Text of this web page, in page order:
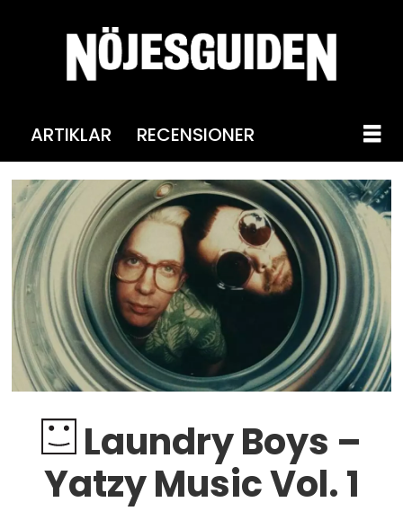
ARTIKLAR RECENSIONER
Laundry Boys –
Yatzy Music Vol. 1